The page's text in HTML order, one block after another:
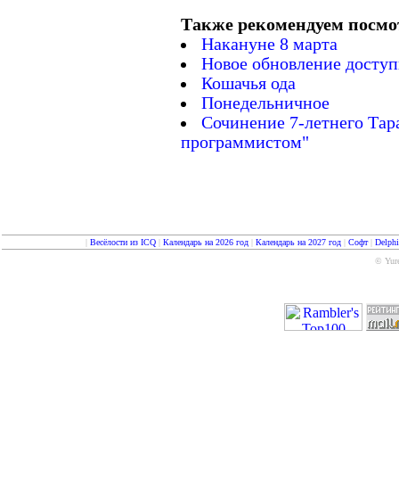
Также рекомендуем
Накануне 8 марта
Новое обновление
Кошачья ода
Понедельничное
Cочинение 7-летнего
программистом"
Весёлости из ICQ| Календарь на 2026 год| Календарь на 2027 год| Софт|
©